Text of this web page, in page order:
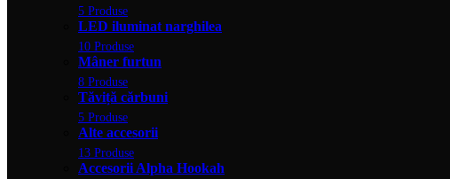
5 Produse
LED iluminat narghilea
10 Produse
Mâner furtun
8 Produse
Tăviță cărbuni
5 Produse
Alte accesorii
13 Produse
Accesorii Alpha Hookah